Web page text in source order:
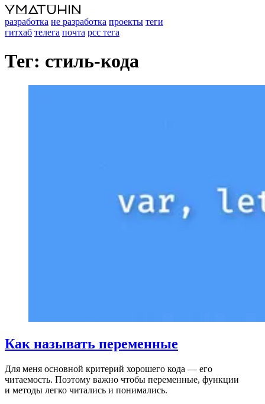
разработка не разработка проекты теги
гитхаб телега почта рсс тега
Тег: стиль-кода
Как называть переменные
Для меня основной критерий хорошего кода — его
читаемость. Поэтому важно чтобы переменные, функции
и методы легко читались и понимались.